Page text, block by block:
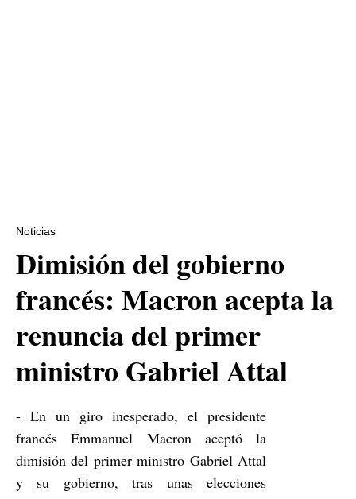
Noticias
‌Dimisión del gobierno
francés: Macron acepta la
renuncia del primer
ministro Gabriel Attal
- En un giro inesperado, el presidente
francés Emmanuel Macron aceptó la
dimisión del primer ministro Gabriel Attal
y su gobierno, tras unas elecciones